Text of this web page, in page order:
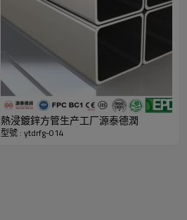
熱浸鍍鋅方管生产工厂源泰德潤
型號 : ytdrfg-014